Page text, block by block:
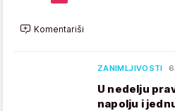
Komentariši
ZANIMLJIVOSTI
U nedelju
napolju i